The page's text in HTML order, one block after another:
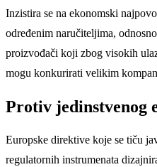
Inzistira se na ekonomski
određenim naručiteljima,
proizvođači koji zbog visokih
mogu konkurirati velikim
Protiv jedinstvenog
Europske direktive koje se tiču
regulatornih instrumenata